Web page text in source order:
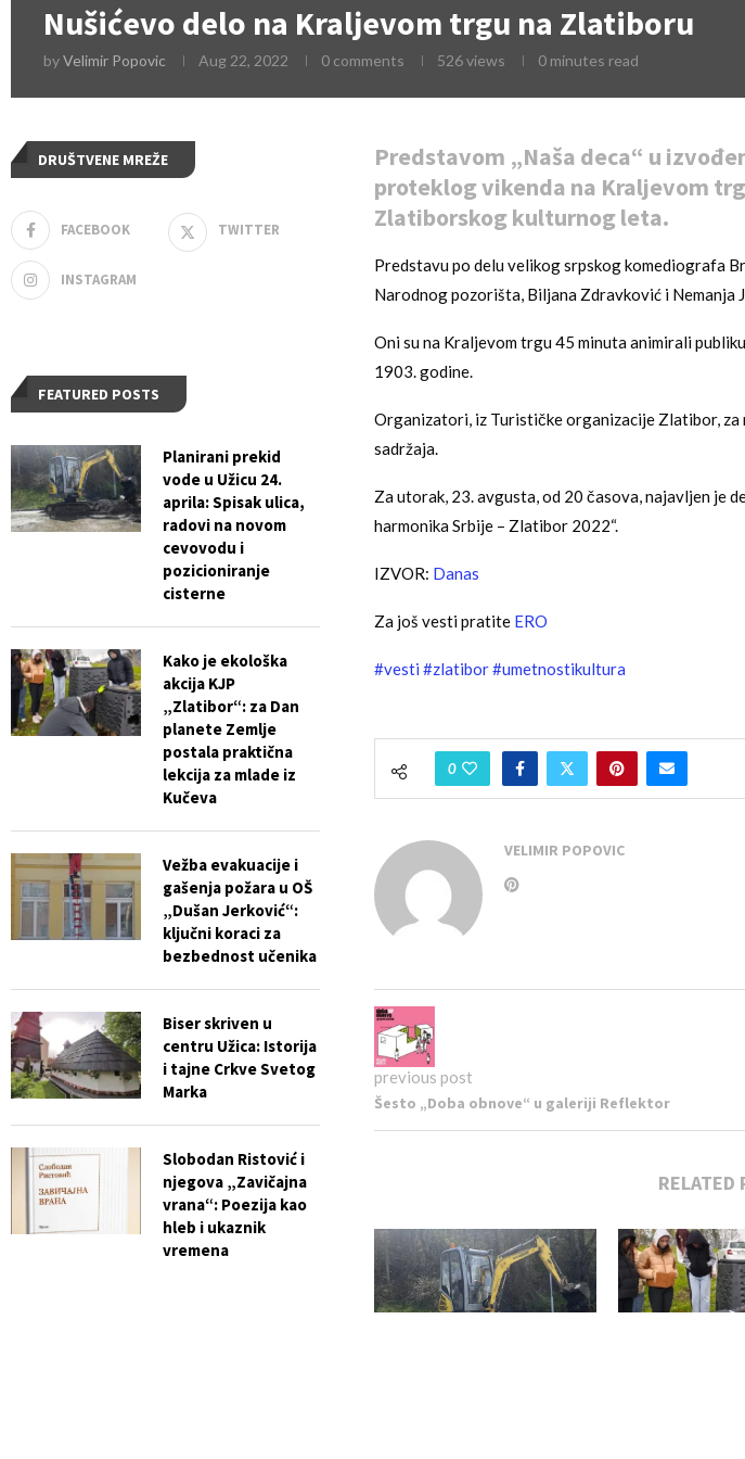
Nušićevo delo na Kraljevom trgu na Zlatiboru
byVelimir Popovic Aug 22, 2022 0 comments 526views 0 minutes read
Predstavom „Naša deca“ u
proteklog vikenda na Kraljevom
Zlatiborskog kulturnog leta.
Predstavu po delu velikog srpskog komediografa
Narodnog pozorišta, Biljana Zdravković i Nemanja
Oni su na Kraljevom trgu 45 minuta animirali
1903. godine.
Organizatori, iz Turističke organizacije Zlatibor,
sadržaja.
Za utorak, 23. avgusta, od 20 časova, najavljen je
harmonika Srbije – Zlatibor 2022“.
IZVOR: Danas
Za još vesti pratite ERO
#vesti #zlatibor#umetnostikultura
0
VELIMIR POPOVIC
previous post
Šesto „Doba obnove“ u galeriji Reflektor
RELATED
DRUŠTVENE MREŽE
FACEBOOK TWITTER
INSTAGRAM
FEATURED POSTS
Planirani prekid
vode u Užicu 24.
aprila: Spisak ulica,
radovi na novom
cevovodu i
pozicioniranje
cisterne
Kako je ekološka
akcija KJP
„Zlatibor“: za Dan
planete Zemlje
postala praktična
lekcija za mlade iz
Kučeva
Vežba evakuacije i
gašenja požara u OŠ
„Dušan Jerković“:
ključni koraci za
bezbednost učenika
Biser skriven u
centru Užica: Istorija
i tajne Crkve Svetog
Marka
Slobodan Ristović i
njegova „Zavičajna
vrana“: Poezija kao
hleb i ukaznik
vremena